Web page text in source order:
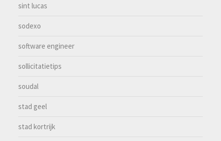
sint lucas
sodexo
software engineer
sollicitatietips
soudal
stad geel
stad kortrijk